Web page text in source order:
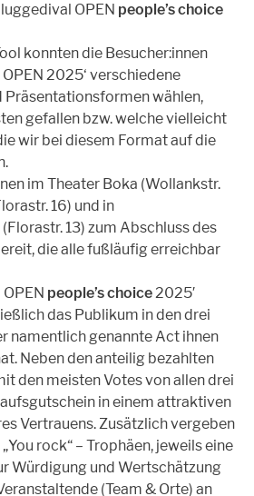
OPEN people’s choice
konnten die Besucher:innen
2025‘ verschiedene
Präsentationsformen wählen,
gefallen bzw. welche vielleicht
wir bei diesem Format auf die
im Theater Boka (Wollankstr.
16) und in
13) zum Abschluss des
die alle fußläufig erreichbar
people’s choice2025′
das Publikum in den drei
namentlich genannte Act ihnen
Neben den anteilig bezahlten
den meisten Votes von allen drei
in einem attraktiven
Vertrauens. Zusätzlich vergeben
rock“ – Trophäen, jeweils eine
Würdigung und Wertschätzung
(Team & Orte) an